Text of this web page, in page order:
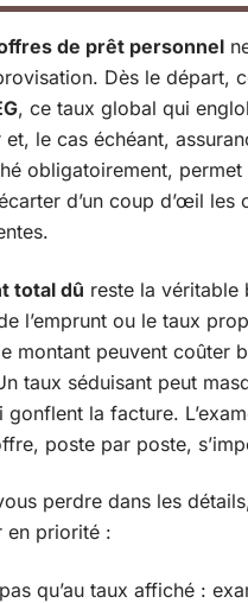
de prêt personnel
Dès le départ,
, ce taux global qui
le cas échéant,
obligatoirement, permet
d’un coup d’œil les
total dû reste la véritable
l’emprunt ou le taux
montant peuvent coûter
taux séduisant peut
la facture.
poste par poste,
perdre dans les
en priorité :
qu’au taux affiché :